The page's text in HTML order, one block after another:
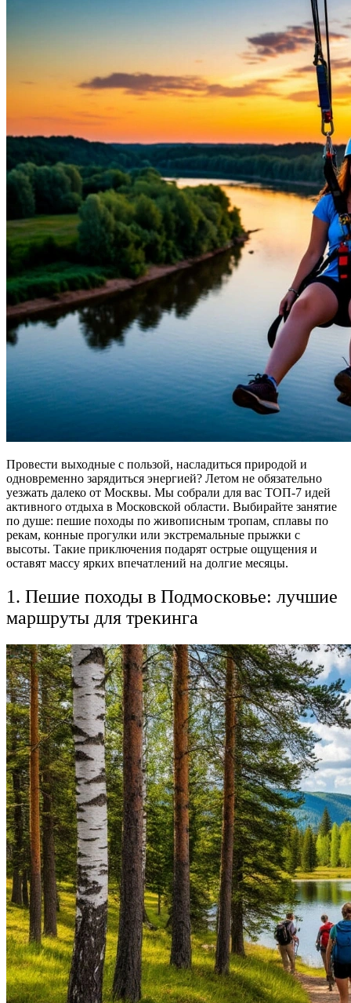
Провести выходные с пользой, насладиться природой и
одновременно зарядиться энергией? Летом не обязательно
уезжать далеко от Москвы. Мы собрали для вас ТОП-7 идей
активного отдыха в Московской области. Выбирайте занятие
по душе: пешие походы по живописным тропам, сплавы по
рекам, конные прогулки или экстремальные прыжки с
высоты. Такие приключения подарят острые ощущения и
оставят массу ярких впечатлений на долгие месяцы.
1. Пешие походы в Подмосковье: лучшие
маршруты для трекинга